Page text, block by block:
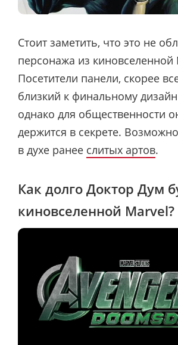
Стоит заметить, что это не
персонажа из киновселенной
Посетители панели, скорее
близкий к финальному
однако для общественности
держится в секрете.
в духе ранее слитых артов.
Как долго Доктор Дум
киновселенной Marvel?